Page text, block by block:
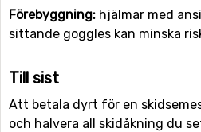
Förebyggning: hjälmar med
sittande goggles kan minska
Till sist
Att betala dyrt för en
och halvera all skidåkning du